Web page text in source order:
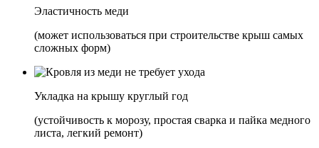
Эластичность меди
(может использоваться при строительстве крыш самых
сложных форм)
Укладка на крышу круглый год
(устойчивость к морозу, простая сварка и пайка медного
листа, легкий ремонт)